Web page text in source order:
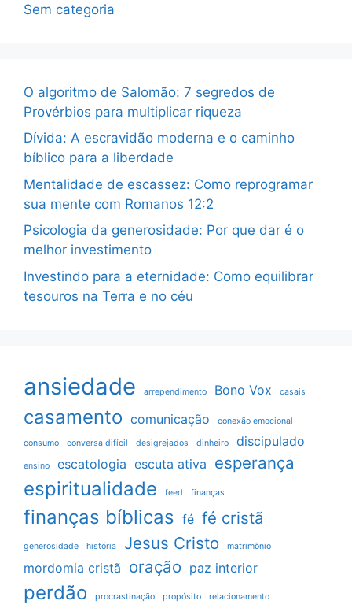
Sem categoria
O algoritmo de Salomão: 7 segredos de
Provérbios para multiplicar riqueza
Dívida: A escravidão moderna e o caminho
bíblico para a liberdade
Mentalidade de escassez: Como reprogramar
sua mente com Romanos 12:2
Psicologia da generosidade: Por que dar é o
melhor investimento
Investindo para a eternidade: Como equilibrar
tesouros na Terra e no céu
ansiedade arrependimento Bono Vox casais
casamento comunicação conexão emocional
consumo conversa difícil desigrejados dinheiro discipulado
ensino escatologia escuta ativa esperança
espiritualidade feed finanças
finanças bíblicas fé fé cristã
generosidade história Jesus Cristo matrimônio
mordomia cristã oração paz interior
perdão procrastinação propósito relacionamento